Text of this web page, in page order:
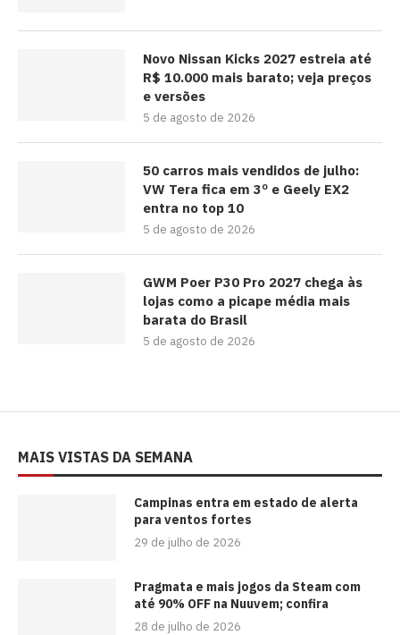
Novo Nissan Kicks 2027 estreia até
R$ 10.000 mais barato; veja preços
e versões
5 de agosto de 2026
50 carros mais vendidos de julho:
VW Tera fica em 3º e Geely EX2
entra no top 10
5 de agosto de 2026
GWM Poer P30 Pro 2027 chega às
lojas como a picape média mais
barata do Brasil
5 de agosto de 2026
MAIS VISTAS DA SEMANA
Campinas entra em estado de alerta
para ventos fortes
29 de julho de 2026
Pragmata e mais jogos da Steam com
até 90% OFF na Nuuvem; confira
28 de julho de 2026